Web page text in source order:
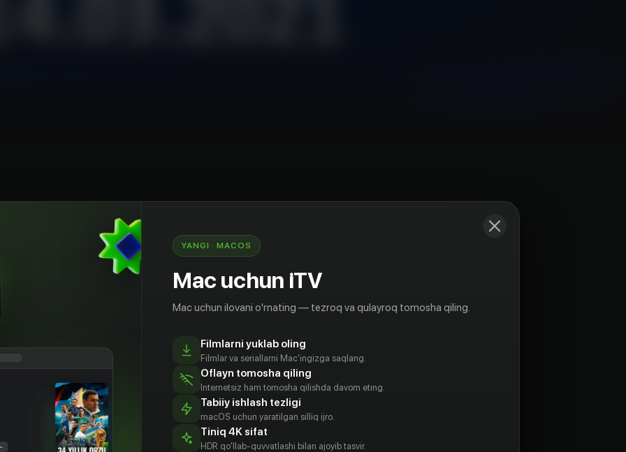
ҳафта давомидаги фаолияти
кўрсатуви (14.03.2021)
YANGI · MACOS
Mac uchun iTV
Mac uchun ilovani o'rnating — tezroq va qulayroq tomosha qiling.
Filmlarni yuklab oling
Filmlar va seriallarni Mac'ingizga saqlang.
Oflayn tomosha qiling
Internetsiz ham tomosha qilishda davom eting.
Tabiiy ishlash tezligi
macOS uchun yaratilgan silliq ijro.
Tiniq 4K sifat
HDR qo'llab-quvvatlashi bilan ajoyib tasvir.